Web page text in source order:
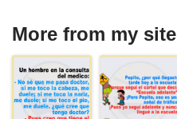
More from my site